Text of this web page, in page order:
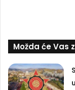
Možda će Vas